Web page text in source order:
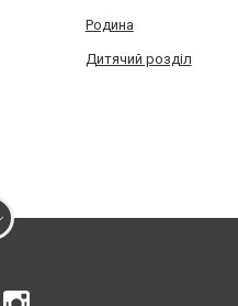
Родина
Дитячий розділ